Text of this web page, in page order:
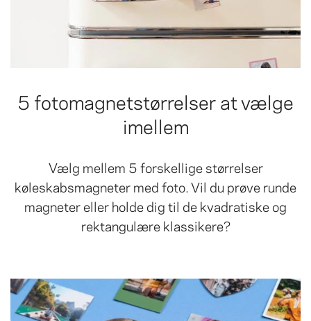
5 fotomagnetstørrelser at vælge
imellem
Vælg mellem 5 forskellige størrelser
køleskabsmagneter med foto. Vil du prøve runde
magneter eller holde dig til de kvadratiske og
rektangulære klassikere?